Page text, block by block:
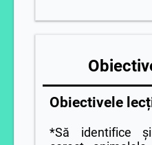
Obiectivele
*Să identifice